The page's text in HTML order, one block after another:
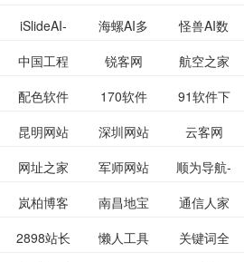
频
文写作-AI
毕业设计-
PPT模板
生成
作 - 国内
领先的AI
图片、文
案创作平
更多>>
iSlideAI-
一键生成
PPT模板
海螺AI多
模态大语
言模型
怪兽AI数
字人更多>>
中国工程
科技知识
中心
锐客网
航空之家
更多>>
配色软件
园
170软件
下载站
91软件下
载更多>>
昆明网站
建设
深圳网站
建设
云客网
SEO众包
服务平台
更多>>
网址之家 军师网站
目录网址
大全
顺为导航-
办公运营
工具导航
更多>>
岚柏博客 南昌地宝
网_南昌论
通信人家
园更多>>
2898站长 懒人工具 关键词全